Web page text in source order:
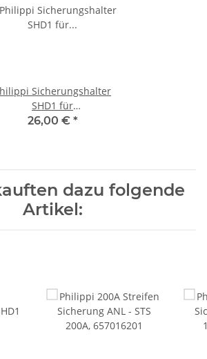
Sicherungshalter
SHD1 für
Streifensicherungen,
26,00 € *
dazu folgende
Artikel: